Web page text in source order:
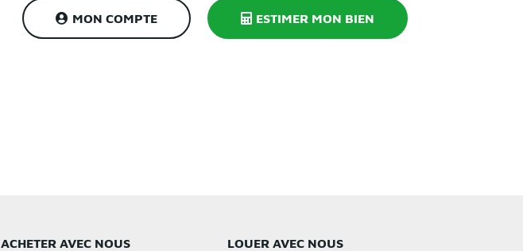
MON COMPTE ESTIMER MON BIEN
ACHETER AVEC NOUS LOUER AVEC NOUS